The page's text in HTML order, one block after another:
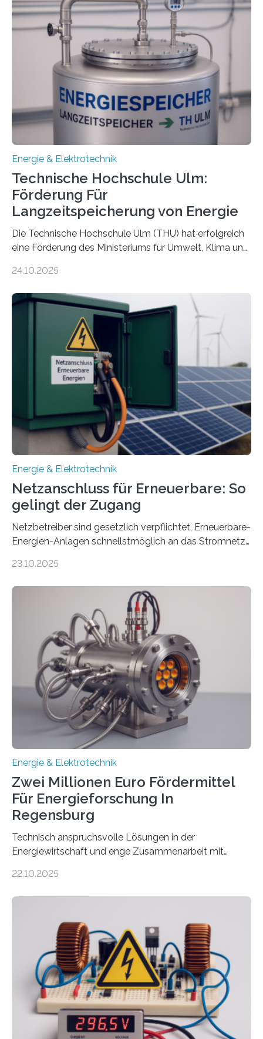
Energie & Elektrotechnik
Technische Hochschule Ulm:
Förderung Für
Langzeitspeicherung von Energie
Die Technische Hochschule Ulm (THU) hat erfolgreich
eine Förderung des Ministeriums für Umwelt, Klima und
Forschungsprojekt „LAGER – Langzeitspeicherung in
Quartieren“ eingeworben. Ziel des Projekts ist die
Entwicklung, Erprobung und Demonstration von
Konzepten zur langfristigen Energiespeicherung in
sektorübergreifend vernetzten Energiesystemen. Das
Projekt startete am 15. Oktober 2025, hat eine Laufzeit
von drei Jahren und ein Gesamtvolumen von rund 2,9
Millionen Euro, wovon 2,6 Millionen Euro durch das
Ministerium für Umwelt, Klima und…
24.10.2025
Energie & Elektrotechnik
Netzanschluss für Erneuerbare: So
gelingt der Zugang
Netzbetreiber sind gesetzlich verpflichtet, Erneuerbare-
Energien-Anlagen schnellstmöglich an das Stromnetz
ermöglichen. Doch der dafür nötige Netzausbau hinkt
einem „Anschlussstau“. Die Stiftung
Umweltenergierecht hat den Rechtsrahmen in einem
neuen Bericht für die Praxis eingeordnet – inklusive der
Rolle von flexiblen Netzanschlussvereinbarungen. Der
Netzanschluss von Erneuerbare-Energien-Anlagen
(EE-Anlagen) ist entscheidend für die Energiewende.
Denn ohne Anschluss an das Netz kann kein Strom
eingespeist werden. Nach dem Erneuerbare-Energien-
Gesetz (EEG) sind Netzbetreiber…
23.10.2025
Energie & Elektrotechnik
Zwei Millionen Euro Fördermittel
Für Energieforschung In
Regensburg
Technisch anspruchsvolle Lösungen in der
Energiewirtschaft und enge Zusammenarbeit mit
neuen EU-geförderten Transfer-Projekte zu
Energietechnologien werden vom Europäischen
Sozialfonds Plus (ESF+) gefördert – mit einer
Gesamtsumme von mehr als zwei Millionen Euro.
Damit zählt die Hochschule zu den großen
Gewinnerinnen der aktuellen Förderrunde des
Bayerischen Wissenschaftsministeriums. Im
Mittelpunkt steht der direkte Wissenstransfer: Neue
wissenschaftliche Erkenntnisse sollen rasch in die
22.10.2025